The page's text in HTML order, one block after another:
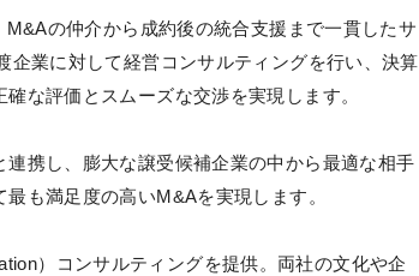
の仲介から成約後の統合支援まで一貫したサ
業に対して経営コンサルティングを行い、決算
な評価とスムーズな交渉を実現します。
携し、膨大な譲受候補企業の中から最適な相手
も満足度の高いM&Aを実現します。
）コンサルティングを提供。両社の文化や企